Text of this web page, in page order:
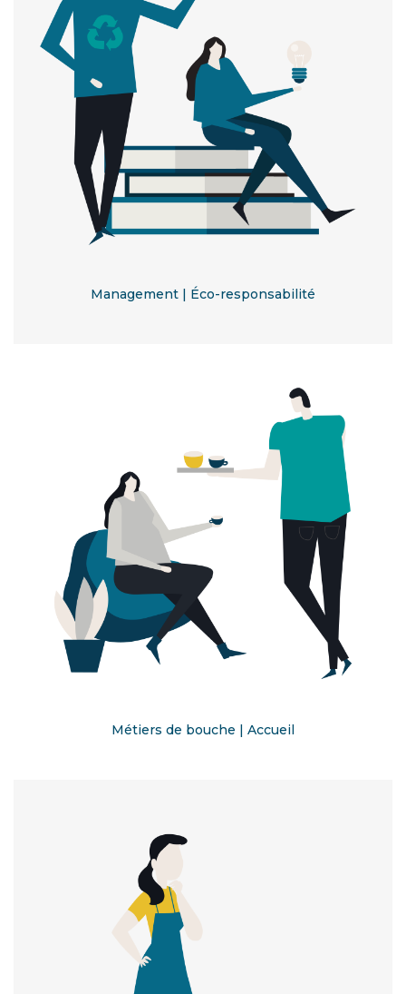
Management | Éco-responsabilité
Métiers de bouche | Accueil